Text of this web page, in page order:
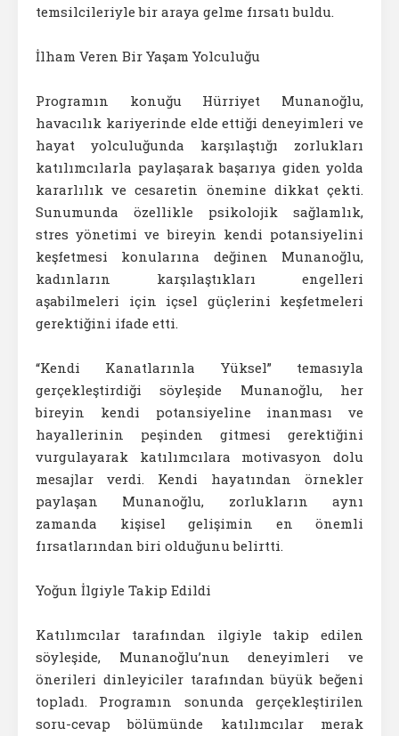
temsilcileriyle bir araya gelme fırsatı buldu.
İlham Veren Bir Yaşam Yolculuğu
Programın konuğu Hürriyet Munanoğlu,
havacılık kariyerinde elde ettiği deneyimleri ve
hayat yolculuğunda karşılaştığı zorlukları
katılımcılarla paylaşarak başarıya giden yolda
kararlılık ve cesaretin önemine dikkat çekti.
Sunumunda özellikle psikolojik sağlamlık,
stres yönetimi ve bireyin kendi potansiyelini
keşfetmesi konularına değinen Munanoğlu,
kadınların karşılaştıkları engelleri
aşabilmeleri için içsel güçlerini keşfetmeleri
gerektiğini ifade etti.
“Kendi Kanatlarınla Yüksel” temasıyla
gerçekleştirdiği söyleşide Munanoğlu, her
bireyin kendi potansiyeline inanması ve
hayallerinin peşinden gitmesi gerektiğini
vurgulayarak katılımcılara motivasyon dolu
mesajlar verdi. Kendi hayatından örnekler
paylaşan Munanoğlu, zorlukların aynı
zamanda kişisel gelişimin en önemli
fırsatlarından biri olduğunu belirtti.
Yoğun İlgiyle Takip Edildi
Katılımcılar tarafından ilgiyle takip edilen
söyleşide, Munanoğlu’nun deneyimleri ve
önerileri dinleyiciler tarafından büyük beğeni
topladı. Programın sonunda gerçekleştirilen
soru-cevap bölümünde katılımcılar merak